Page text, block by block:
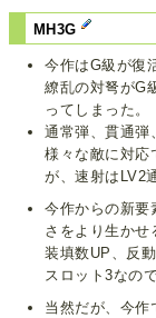
MH3G
今作はG級が復
繚乱の対弩がG
ってしまった。
通常弾、貫通弾
様々な敵に対応
が、速射はLV2
今作からの新要
さをより生かせ
装填数UP、反
スロット3なの
当然だが、今作